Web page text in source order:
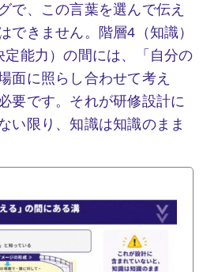
で、この言葉を選んで伝え
できません。階層4（知識）
定能力）の間には、「自分の
面に照らし合わせて考え
要です。それが研修設計に
い限り、知識は知識のまま